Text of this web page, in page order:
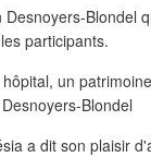
Blondel
participants.
a dit son plaisir